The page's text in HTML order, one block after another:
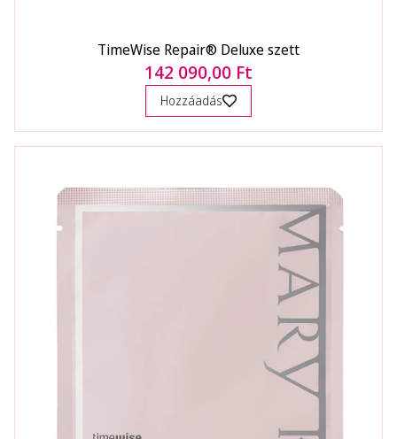
TimeWise Repair® Deluxe szett
142 090,00 Ft
Hozzáadás